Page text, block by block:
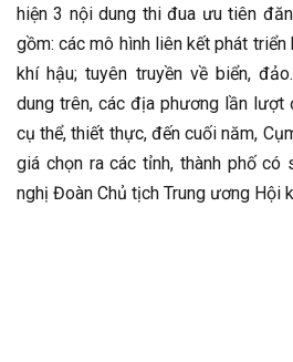
hiện 3 nội dung thi đua ưu tiên
gồm: các mô hình liên kết phát
khí hậu; tuyên truyền về biển,
dung trên, các địa phương lần
cụ thể, thiết thực, đến cuối năm,
giá chọn ra các tỉnh, thành phố
nghị Đoàn Chủ tịch Trung ương Hội